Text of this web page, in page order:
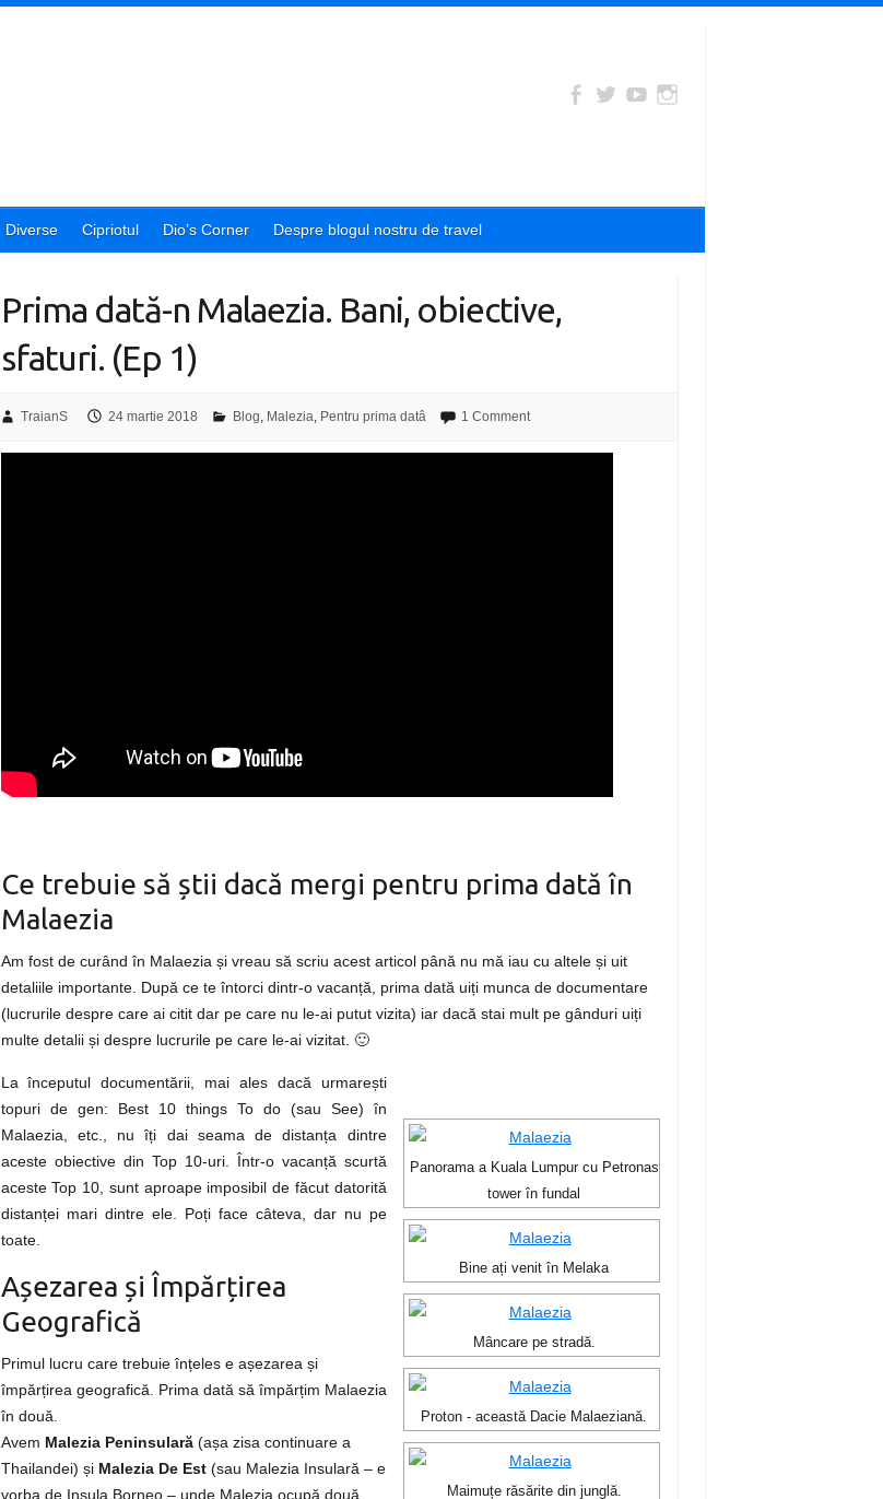
Diverse Cipriotul Dio’s Corner Despre blogul nostru de travel
Prima dată-n Malaezia. Bani, obiective,
sfaturi. (Ep 1)
TraianS 24 martie 2018 Blog, Malezia, Pentru prima datâ 1 Comment
Ce trebuie să știi dacă mergi pentru prima dată în
Malaezia
Am fost de curând în Malaezia și vreau să scriu acest articol până nu mă iau cu altele și uit
detaliile importante. După ce te întorci dintr-o vacanță, prima dată uiți munca de documentare
(lucrurile despre care ai citit dar pe care nu le-ai putut vizita) iar dacă stai mult pe gânduri uiți
multe detalii și despre lucrurile pe care le-ai vizitat. 🙂
Panorama a Kuala Lumpur cu Petronas
tower în fundal
Bine ați venit în Melaka
Mâncare pe stradă.
Proton - această Dacie Malaeziană.
Maimuțe răsărite din junglă.
La începutul documentării, mai ales dacă urmarești
topuri de gen: Best 10 things To do (sau See) în
Malaezia, etc., nu îți dai seama de distanța dintre
aceste obiective din Top 10-uri. Într-o vacanță scurtă
aceste Top 10, sunt aproape imposibil de făcut datorită
distanței mari dintre ele. Poți face câteva, dar nu pe
toate.
Așezarea și Împărțirea
Geografică
Primul lucru care trebuie înțeles e așezarea și
împărțirea geografică. Prima dată să împărțim Malaezia
în două.
Avem Malezia Peninsulară(așa zisa continuare a
Thailandei) și Malezia De Est(sau Malezia Insulară – e
vorba de Insula Borneo – unde Malezia ocupă două